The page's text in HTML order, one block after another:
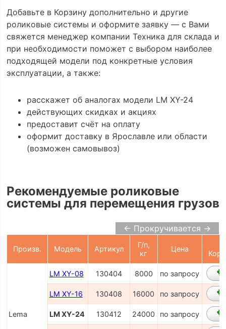
Добавьте в Корзину дополнительно и другие
роликовые системы и оформите заявку — с Вами
свяжется менеджер компании Техника для склада и
при необходимости поможет с выбором наиболее
подходящей модели под конкретные условия
эксплуатации, а также:
расскажет об аналогах модели LM XY-24
действующих скидках и акциях
предоставит счёт на оплату
оформит доставку в Ярославле или области
(возможен самовывоз)
Рекомендуемые роликовые
системы для перемещения грузов
← Прокручивается →
Произв. Модель Артикул
Г/п,
кг
Цена
Lema
LM XY-08 130404 8000 по запросу
LM XY-16 130408 16000 по запросу
LM XY-24 130412 24000 по запросу